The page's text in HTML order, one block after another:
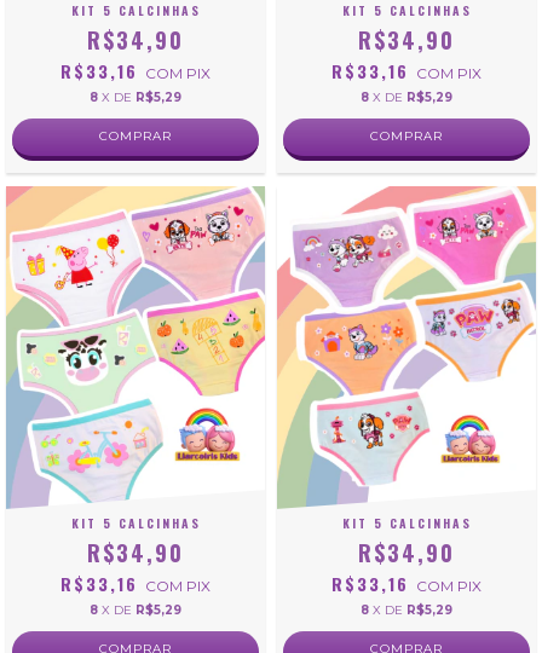
KIT 5 CALCINHAS
R$34,90
R$33,16 COM PIX
8 X DE R$5,29
COMPRAR
KIT 5 CALCINHAS
R$34,90
R$33,16 COM PIX
8 X DE R$5,29
COMPRAR
KIT 5 CALCINHAS
R$34,90
R$33,16 COM PIX
8 X DE R$5,29
COMPRAR
KIT 5 CALCINHAS
R$34,90
R$33,16 COM PIX
8 X DE R$5,29
COMPRAR